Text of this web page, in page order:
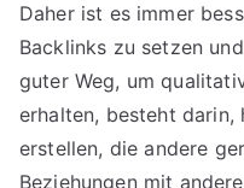
Daher ist es immer
Backlinks zu setzen
guter Weg, um
erhalten, besteht darin,
erstellen, die andere
Beziehungen mit